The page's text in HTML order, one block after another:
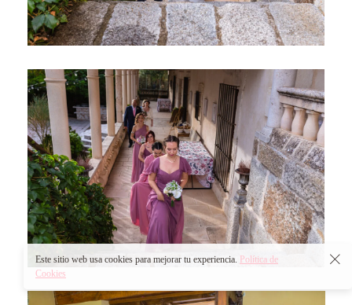
Este sitio web usa cookies para mejorar tu experiencia. Política de
Cookies